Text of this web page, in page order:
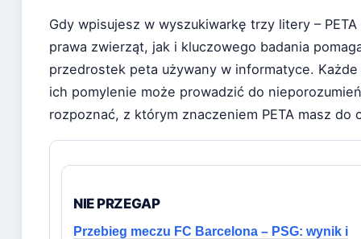
Gdy wpisujesz w wyszukiwarkę trzy litery –
prawa zwierząt, jak i kluczowego badania
przedrostek peta używany w informatyce.
ich pomylenie może prowadzić do
rozpoznać, z którym znaczeniem PETA masz do
NIE PRZEGAP
Przebieg meczu FC Barcelona – PSG: wynik i